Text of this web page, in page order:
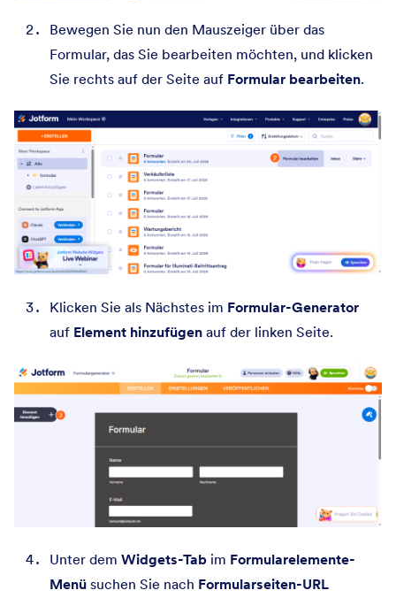
Bewegen Sie nun den Mauszeiger über das
Formular, das Sie bearbeiten möchten, und klicken
Sie rechts auf der Seite auf Formular bearbeiten.
Klicken Sie als Nächstes im Formular-Generator
auf Element hinzufügen auf der linken Seite.
Unter dem Widgets-Tab im Formularelemente-
Menü suchen Sie nach Formularseiten-URL